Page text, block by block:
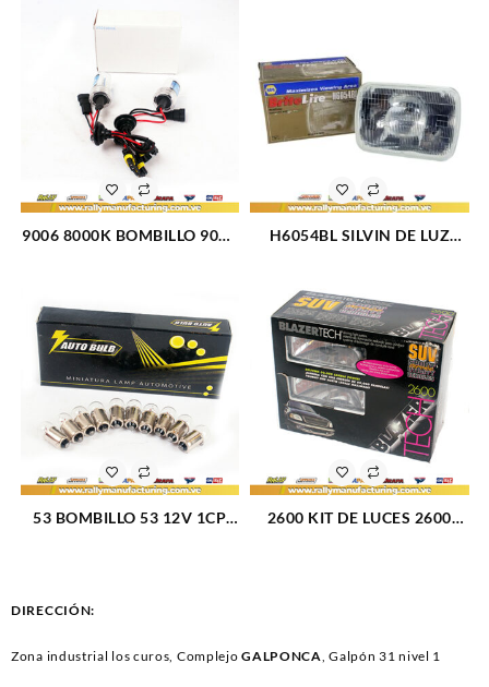
9006 8000K BOMBILLO 9006
H6054BL SILVIN DE LUZ
53 BOMBILLO 53 12V 1CP
2600 KIT DE LUCES 2600
DIRECCIÓN:
Zona industrial los curos, ComplejoGALPONCA, Galpón 31 nivel 1